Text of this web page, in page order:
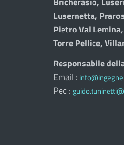
Lusernetta,
Pietro Val
Torre Pellice,
Responsabile
Email :
Pec :